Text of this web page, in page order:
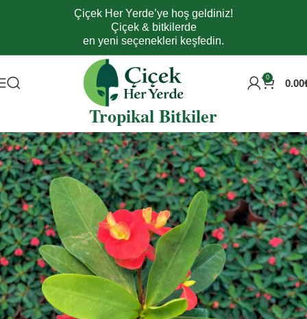
Navigasyona atlaÇiçek Her Yerde’ye hoş geldiniz!
Çiçek & bitkilerde
en yeni seçenekleri keşfedin.
0 0.00
2010’dan Beri Doğadan Gelen Nadir ve
Tropikal Bitkiler